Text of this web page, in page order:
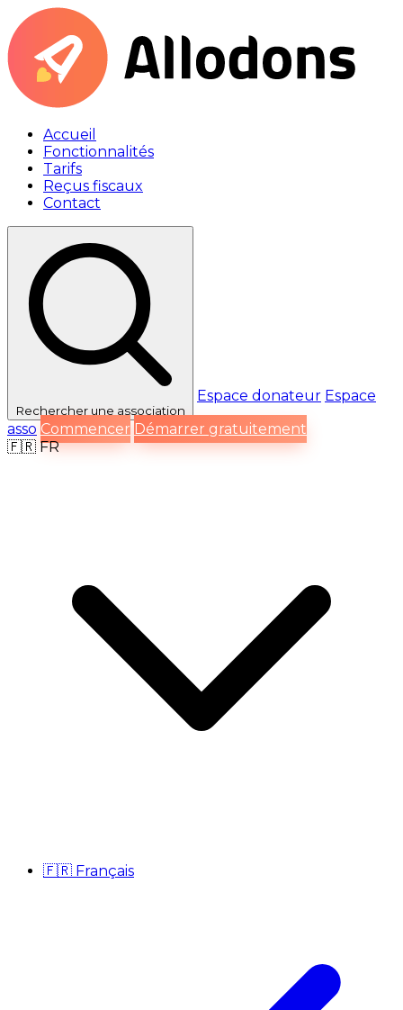
Accueil
Fonctionnalités
Tarifs
Reçus fiscaux
Contact
Rechercherune association
Espace donateur Espace
asso Commencer Démarrer gratuitement
🇫🇷 FR
🇫🇷 Français